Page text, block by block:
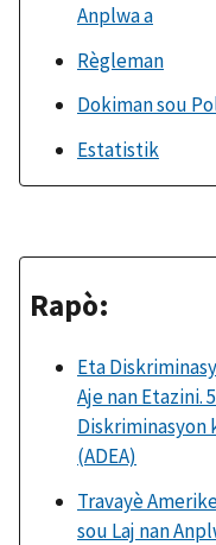
Anplwa a
Règleman
Dokiman sou
Estatistik
Rapò:
Eta
Aje nan Etazini.
Diskriminasyon
(ADEA)
Travayè
sou Laj nan